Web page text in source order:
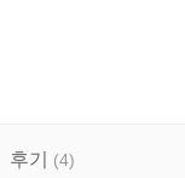
후기 (4)